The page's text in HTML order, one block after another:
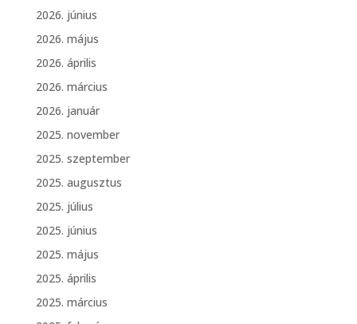
2026. június
2026. május
2026. április
2026. március
2026. január
2025. november
2025. szeptember
2025. augusztus
2025. július
2025. június
2025. május
2025. április
2025. március